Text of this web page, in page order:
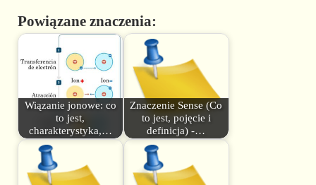
Powiązane znaczenia:
Wiązanie jonowe: co
to jest,
charakterystyka,…
Znaczenie Sense (Co
to jest, pojęcie i
definicja) -…